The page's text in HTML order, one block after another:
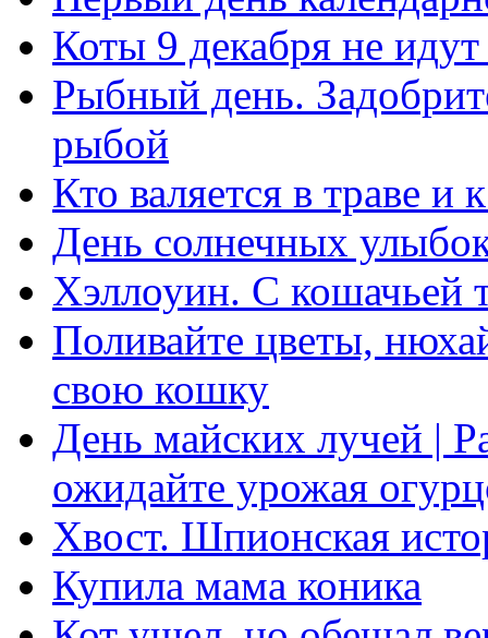
Коты 9 декабря не
Рыбный день.
рыбой
Кто валяется в траве и
День солнечных
Хэллоуин. С кошачьей
Поливайте цветы,
свою кошку
День майских лучей |
ожидайте урожая
Хвост. Шпионская
Купила мама коника